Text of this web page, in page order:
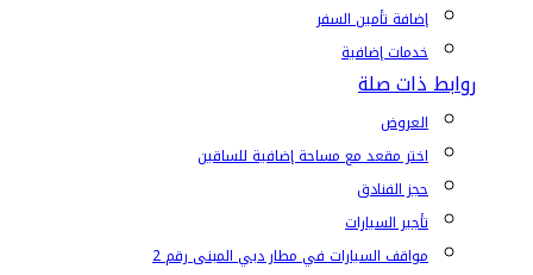
إضافة تأمين السفر
خدمات إضافية
روابط ذات صلة
العروض
اختر مقعد مع مساحة إضافية للساقين
حجز الفنادق
تأجير السيارات
مواقف السيارات في مطار دبي المبنى رقم 2